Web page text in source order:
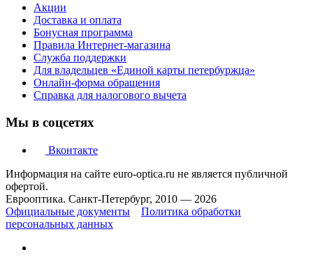
Акции
Доставка и оплата
Бонусная программа
Правила Интернет-магазина
Служба поддержки
Для владельцев «Единой карты петербуржца»
Онлайн-форма обращения
Справка для налогового вычета
Мы в соцсетях
Вконтакте
Информация на сайте euro-optica.ru не является публичной
офертой.
Еврооптика. Санкт-Петербург, 2010 — 2026
Официальные документы
Политика обработки
персональных данных